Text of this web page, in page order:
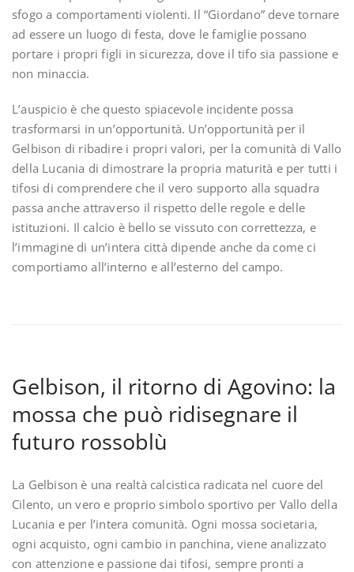
sfogo a comportamenti violenti. Il “Giordano” deve tornare
ad essere un luogo di festa, dove le famiglie possano
portare i propri figli in sicurezza, dove il tifo sia passione e
non minaccia.
L’auspicio è che questo spiacevole incidente possa
trasformarsi in un’opportunità. Un’opportunità per il
Gelbison di ribadire i propri valori, per la comunità di Vallo
della Lucania di dimostrare la propria maturità e per tutti i
tifosi di comprendere che il vero supporto alla squadra
passa anche attraverso il rispetto delle regole e delle
istituzioni. Il calcio è bello se vissuto con correttezza, e
l’immagine di un’intera città dipende anche da come ci
comportiamo all’interno e all’esterno del campo.
Gelbison, il ritorno di Agovino: la
mossa che può ridisegnare il
futuro rossoblù
La Gelbison è una realtà calcistica radicata nel cuore del
Cilento, un vero e proprio simbolo sportivo per Vallo della
Lucania e per l’intera comunità. Ogni mossa societaria,
ogni acquisto, ogni cambio in panchina, viene analizzato
con attenzione e passione dai tifosi, sempre pronti a